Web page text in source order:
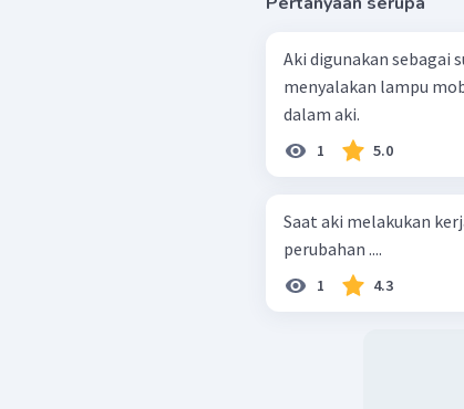
Aki digunakan sebagai
menyalakan lampu
dalam aki.
1 5.0
Saat aki melakukan
perubahan ....
1 4.3